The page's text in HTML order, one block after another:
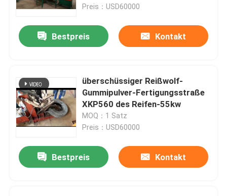
Produkte
Videos
Über uns
Preis：USD60000
Bestpreis Kontakt
überschüssiger Reißwolf-
Gummipulver-Fertigungsstraße
XKP560 des Reifen-55kw
MOQ：1 Satz
Preis：USD60000
Bestpreis Kontakt